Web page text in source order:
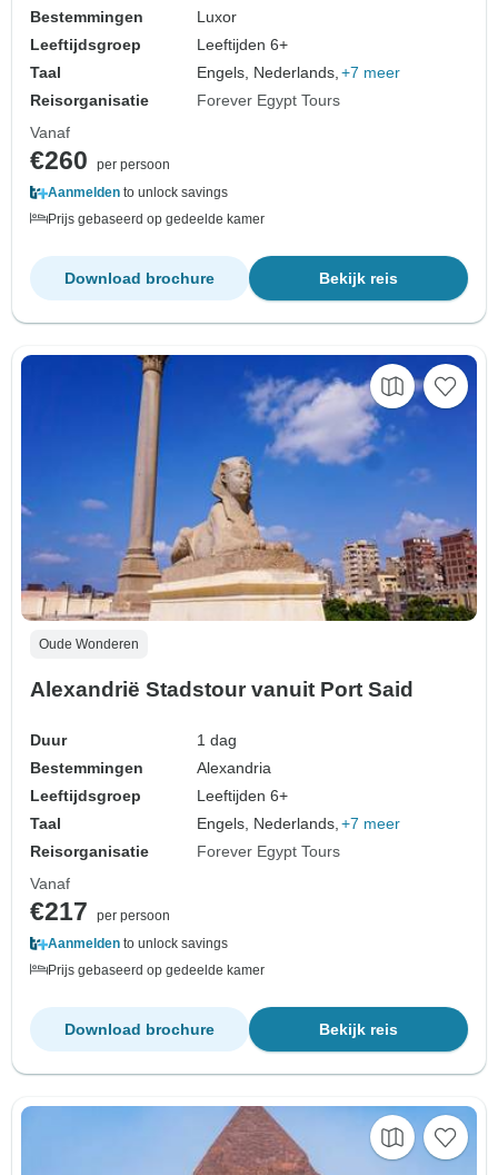
Bestemmingen
Luxor
Leeftijdsgroep
Leeftijden 6+
Taal
Engels, Nederlands, +7 meer
Reisorganisatie
Forever Egypt Tours
Vanaf
€260
per persoon
Aanmelden to unlock savings
Prijs gebaseerd op gedeelde kamer
Bekijk reis
Download brochure
Oude Wonderen
Alexandrië Stadstour vanuit Port Said
Duur
1 dag
Bestemmingen
Alexandria
Leeftijdsgroep
Leeftijden 6+
Taal
Engels, Nederlands, +7 meer
Reisorganisatie
Forever Egypt Tours
Vanaf
€217
per persoon
Aanmelden to unlock savings
Prijs gebaseerd op gedeelde kamer
Bekijk reis
Download brochure